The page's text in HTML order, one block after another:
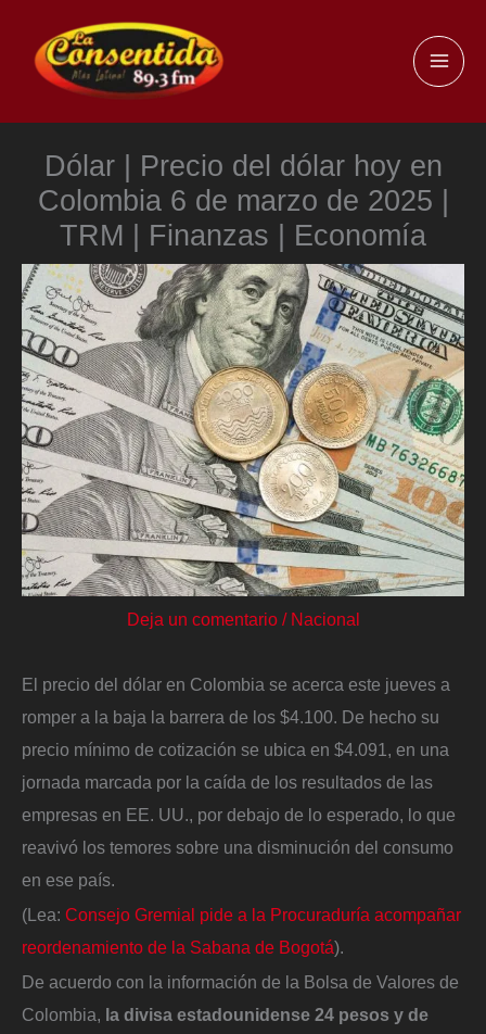
contenido
Dólar | Precio del dólar hoy en
Colombia 6 de marzo de 2025 |
TRM | Finanzas | Economía
Deja un comentario / Nacional
El precio del dólar en Colombia se acerca este jueves a
romper a la baja la barrera de los $4.100. De hecho su
precio mínimo de cotización se ubica en $4.091, en una
jornada marcada por la caída de los resultados de las
empresas en EE. UU., por debajo de lo esperado, lo que
reavivó los temores sobre una disminución del consumo
en ese país.
(Lea: Consejo Gremial pide a la Procuraduría acompañar
reordenamiento de la Sabana de Bogotá).
De acuerdo con la información de la Bolsa de Valores de
Colombia, la divisa estadounidense 24 pesos y de